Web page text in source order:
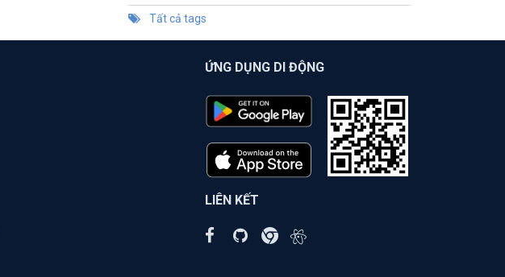
Tất cả tags
ỨNG DỤNG DI ĐỘNG
LIÊN KẾT